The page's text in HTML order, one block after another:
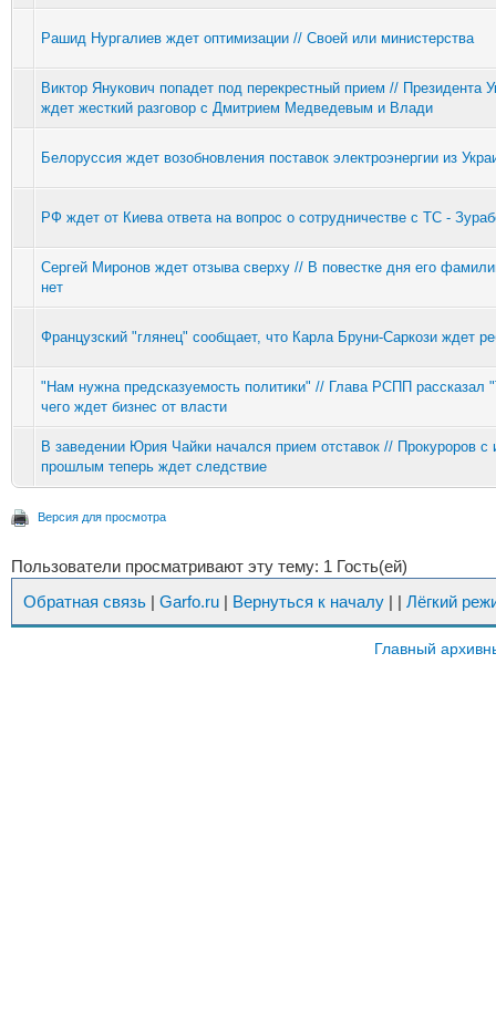
Рашид Нургалиев ждет оптимизации // Своей или министерства
Виктор Янукович попадет под перекрестный прием // Президента
ждет жесткий разговор с Дмитрием Медведевым и Влади
Белоруссия ждет возобновления поставок электроэнергии из
РФ ждет от Киева ответа на вопрос о сотрудничестве с ТС -
Сергей Миронов ждет отзыва сверху // В повестке дня его
нет
Французский "глянец" сообщает, что Карла Бруни-Саркози ждет
"Нам нужна предсказуемость политики" // Глава РСПП рассказал
чего ждет бизнес от власти
В заведении Юрия Чайки начался прием отставок // Прокуроров с
прошлым теперь ждет следствие
Версия для просмотра
Пользователи просматривают эту тему: 1 Гость(ей)
Обратная связь | Garfo.ru | Вернуться к началу | | Лёгкий
Главный